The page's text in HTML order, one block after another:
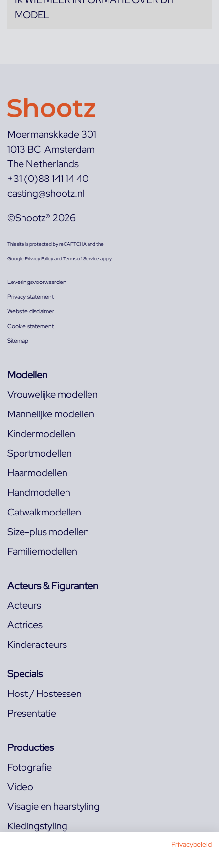
MODEL
Moermanskkade 301
1013 BC Amsterdam
The Netherlands
+31 (0)88 141 14 40
casting@shootz.nl
©Shootz® 2026
This site is protected by reCAPTCHA and the
GooglePrivacy PolicyandTerms of Serviceapply.
Leveringsvoorwaarden
Privacy statement
Website disclaimer
Cookie statement
Sitemap
Modellen
Vrouwelijke modellen
Mannelijke modellen
Kindermodellen
Sportmodellen
Haarmodellen
Handmodellen
Catwalkmodellen
Size-plus modellen
Familiemodellen
Acteurs & Figuranten
Acteurs
Actrices
Kinderacteurs
Specials
Host / Hostessen
Presentatie
Producties
Fotografie
Video
Visagie en haarstyling
Kledingstyling
Privacybeleid